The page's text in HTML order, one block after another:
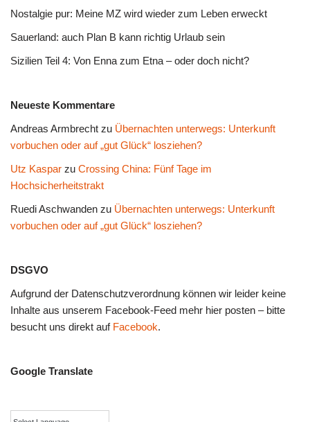
Nostalgie pur: Meine MZ wird wieder zum Leben erweckt
Sauerland: auch Plan B kann richtig Urlaub sein
Sizilien Teil 4: Von Enna zum Etna – oder doch nicht?
Neueste Kommentare
Andreas Armbrecht zu Übernachten unterwegs: Unterkunft
vorbuchen oder auf „gut Glück“ losziehen?
Utz Kaspar zu Crossing China: Fünf Tage im
Hochsicherheitstrakt
Ruedi Aschwanden zu Übernachten unterwegs: Unterkunft
vorbuchen oder auf „gut Glück“ losziehen?
DSGVO
Aufgrund der Datenschutzverordnung können wir leider keine
Inhalte aus unserem Facebook-Feed mehr hier posten – bitte
besucht uns direkt auf Facebook.
Google Translate